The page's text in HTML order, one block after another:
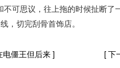
可思议，往上拖的时候扯断了
切完刮骨首饰店。
电僵王但后来] [ 下